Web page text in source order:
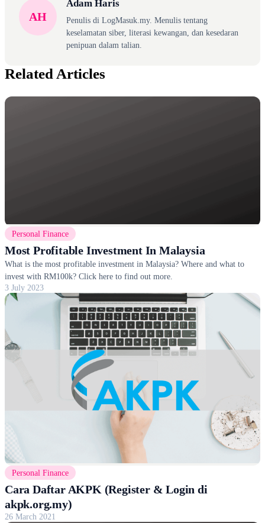
AH
Adam Haris
Penulis di LogMasuk.my. Menulis tentang
keselamatan siber, literasi kewangan, dan kesedaran
penipuan dalam talian.
Related Articles
Personal Finance
Most Profitable Investment In Malaysia
What is the most profitable investment in Malaysia? Where and what to
invest with RM100k? Click here to find out more.
3 July 2023
Personal Finance
Cara Daftar AKPK (Register & Login di
akpk.org.my)
26 March 2021